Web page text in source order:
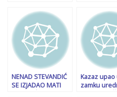
dobijete naredbu
da počinite krivično
djelo, odbijte je,
poštujte Ustav BiH
mrežama
istupa
Dodika,
Franjo Ninić,
Imamović…
NENAD STEVANDIĆ
SE IZJADAO MATI
Kazaz upao
zamku